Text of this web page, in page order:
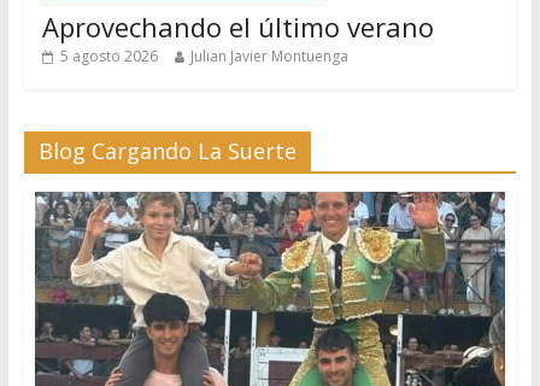
Aprovechando el último verano
5 agosto 2026 Julian Javier Montuenga
Blog Cargando La Suerte